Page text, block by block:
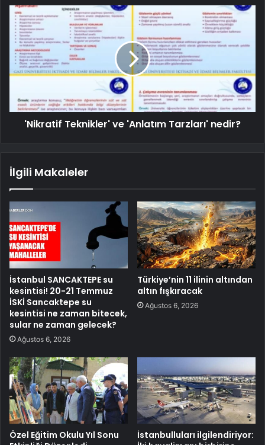
'Nikratif Teknikler' ve 'Anlatım Tarzları' nedir?
İlgili Makaleler
İstanbul SANCAKTEPE su
kesintisi! 20-21 Temmuz
İSKİ Sancaktepe su
kesintisi ne zaman bitecek,
sular ne zaman gelecek?
Ağustos 6, 2026
Türkiye’nin 11 ilinin altından
altın fışkıracak
Ağustos 6, 2026
Özel Eğitim Okulu Yıl Sonu
İstanbulluları ilgilendiriyor: